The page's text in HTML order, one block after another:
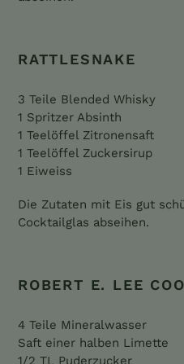
RATTLESNAKE
3 Teile Blended Whisky
1 Spritzer Absinth
1 Teelöffel Zitronensaft
1 Teelöffel Zuckersirup
1 Eiweiss
Die Zutaten mit Eis gut
Cocktailglas abseihen.
ROBERT E. LEE
4 Teile Mineralwasser
Saft einer halben Limette
1/2 TL Puderzucker